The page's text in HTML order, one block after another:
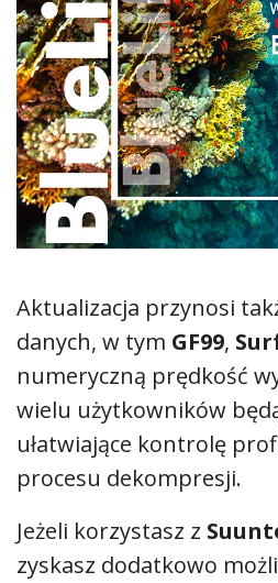
Aktualizacja przynosi
danych, w tym GF99,
numeryczną prędkość
wielu użytkowników
ułatwiające kontrolę
procesu dekompresji.
Jeżeli korzystasz z
zyskasz dodatkowo